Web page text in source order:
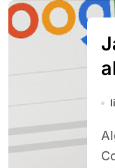
Algorytm Google Helpful